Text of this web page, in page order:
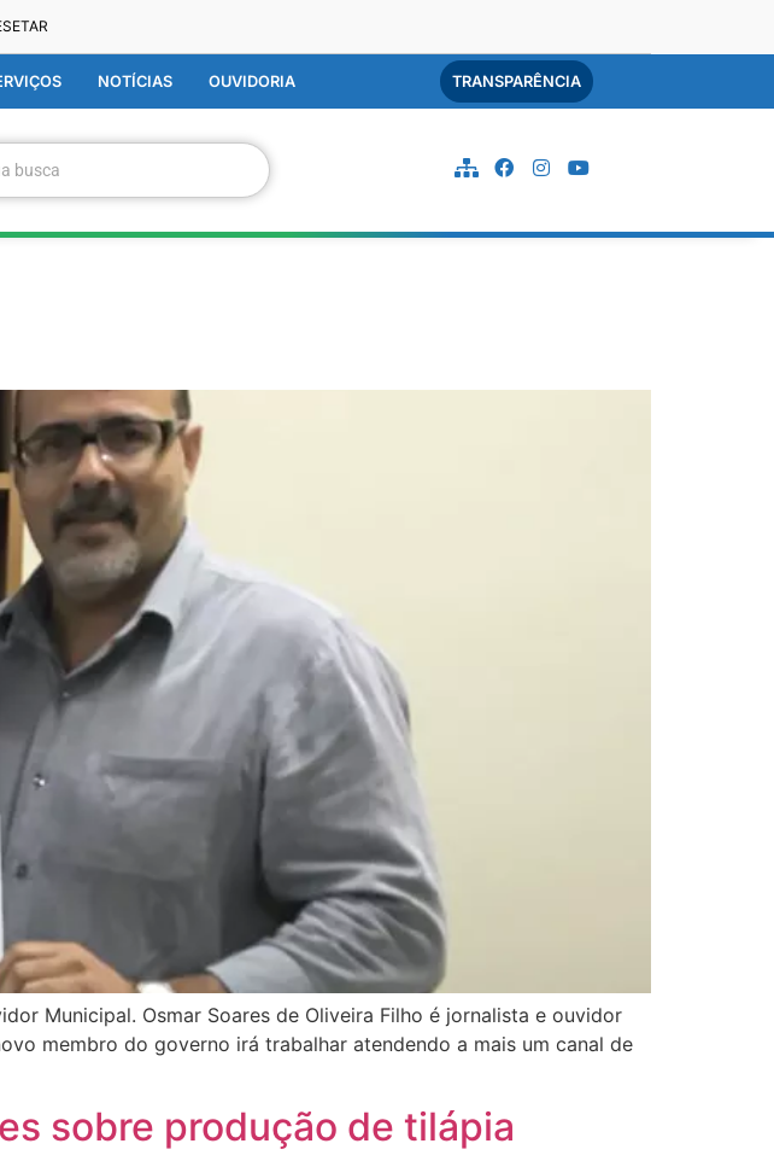
NOTÍCIAS OUVIDORIA TRANSPARÊNCIA
busca
Municipal. Osmar Soares de Oliveira Filho é jornalista e ouvidor
membro do governo irá trabalhar atendendo a mais um canal de
sobre produção de tilápia